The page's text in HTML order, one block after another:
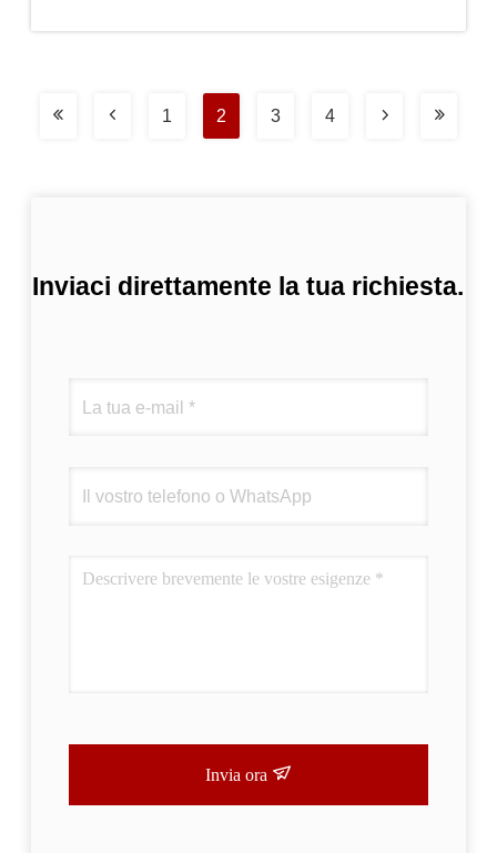
1 2 3 4
Inviaci direttamente la tua richiesta.
Invia ora